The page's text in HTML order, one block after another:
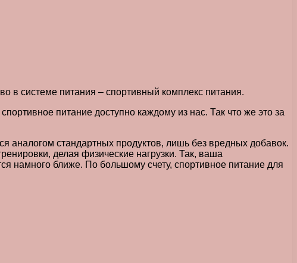
в системе питания – спортивный комплекс питания.
питание доступно каждому из нас. Так что же это за
аналогом стандартных продуктов, лишь без вредных добавок.
делая физические нагрузки. Так, ваша
намного ближе. По большому счету, спортивное питание для